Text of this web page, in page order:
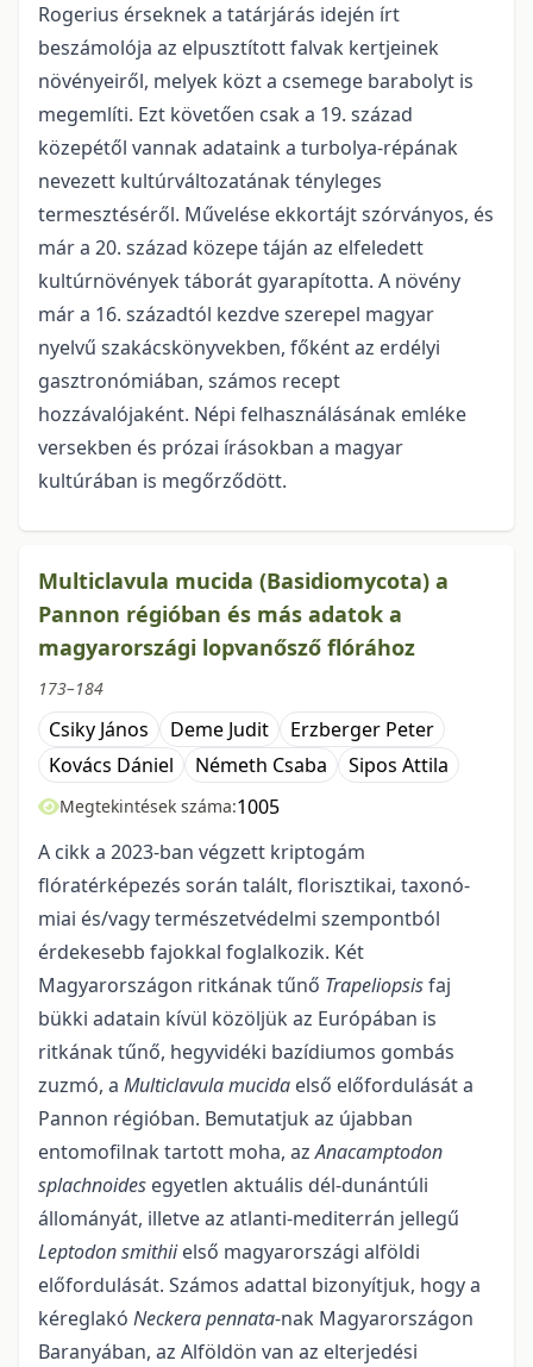
Rogerius érseknek a tatárjárás idején írt
beszámolója az elpusztított falvak kertjeinek
növényeiről, melyek közt a csemege barabolyt is
megemlíti. Ezt követően csak a 19. század
közepétől vannak adataink a turbolya-répának
nevezett kultúrváltozatának tényleges
termesztéséről. Művelése ekkortájt szórványos, és
már a 20. század közepe táján az elfeledett
kultúrnövények táborát gyarapította. A növény
már a 16. századtól kezdve szerepel magyar
nyelvű szakácskönyvekben, főként az erdélyi
gasztronómiában, számos recept
hozzávalójaként. Népi felhasználásának emléke
versekben és prózai írásokban a magyar
kultúrában is megőrződött.
Multiclavula mucida (Basidiomycota) a
Pannon régióban és más adatok a
magyarországi lopvanősző flórához
173–184
Csiky János Deme Judit
Erzberger Peter
Kovács Dániel
Németh Csaba Sipos Attila
Megtekintések száma:1005
A cikk a 2023-ban végzett kriptogám
flóratérképezés során talált, florisztikai, taxonó­
miai és/vagy természetvédelmi szempontból
érdekesebb fajokkal foglalkozik. Két
Magyarországon ritkának tűnő Trapeliopsisfaj
bükki adatain kívül közöljük az Európában is
ritkának tűnő, hegyvidéki bazídiumos gombás
zuzmó, a Multiclavula mucida első előfordulását a
Pannon régióban. Bemutatjuk az újabban
entomofilnak tartott moha, azAnacamptodon
splachnoides egyetlen aktuális dél-dunántúli
állományát, illetve az atlanti-mediterrán jellegű
Leptodon smithiielső magyarországi alföldi
előfordulá­sát. Számos adattal bizonyítjuk, hogy a
kéreglakó Neckera pennata-nak Magyarországon
Baranyában, az Alföldön van az elterjedési